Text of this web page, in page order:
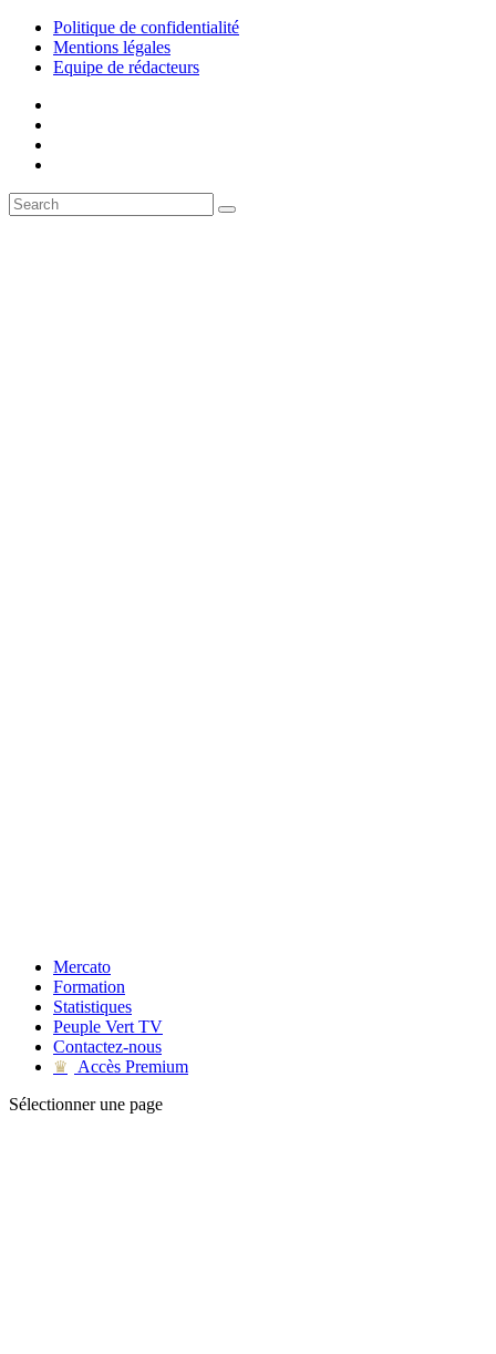
Politique de confidentialité
Mentions légales
Equipe de rédacteurs
Mercato
Formation
Statistiques
Peuple Vert TV
Contactez-nous
♛
Accès Premium
Sélectionner une page